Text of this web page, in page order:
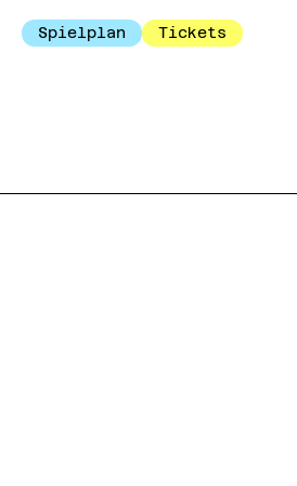
Spielplan Tickets